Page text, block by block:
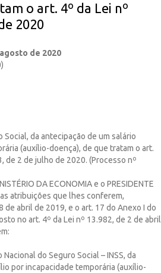
o art. 4º da Lei nº
2020
de 2020
da antecipação de um salário
(auxílio-doença), de que tratam o art.
de 2 de julho de 2020. (Processo nº
DA ECONOMIA e o PRESIDENTE
atribuições que lhes conferem,
abril de 2019, e o art. 17 do Anexo I do
no art. 4º da Lei nº 13.982, de 2 de abril
do Seguro Social – INSS, da
por incapacidade temporária (auxílio-